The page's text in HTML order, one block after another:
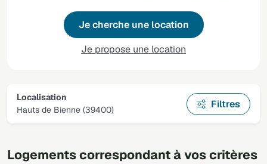
Je cherche une location
Je propose une location
Localisation
Hauts de Bienne (39400)
Filtres
Logements correspondant à vos critères